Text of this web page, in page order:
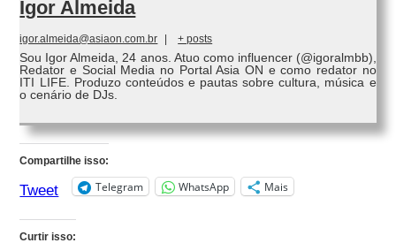
Igor Almeida
igor.almeida@asiaon.com.br + posts
Sou Igor Almeida, 24 anos. Atuo como influencer (@igoralmbb),
Redator e Social Media no Portal Asia ON e como redator no
ITI LIFE. Produzo conteúdos e pautas sobre cultura, música e
o cenário de DJs.
Compartilhe isso:
Tweet Telegram WhatsApp Mais
Curtir isso: